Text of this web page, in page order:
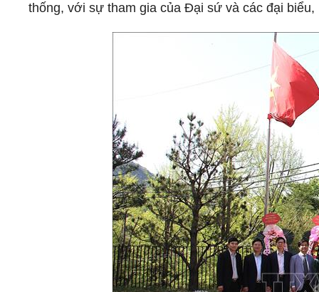
thống, với sự tham gia của Đại sứ và các đại biểu,